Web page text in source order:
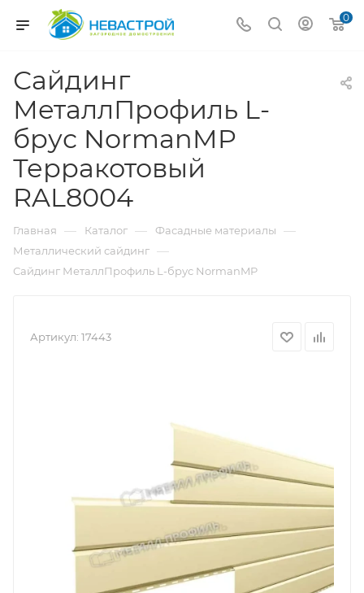
0
Сайдинг
МеталлПрофиль L-
брус NormanMP
Терракотовый
RAL8004
Главная — Каталог — Фасадные материалы —
Металлический сайдинг —
Сайдинг МеталлПрофиль L-брус NormanMP
Артикул: 17443